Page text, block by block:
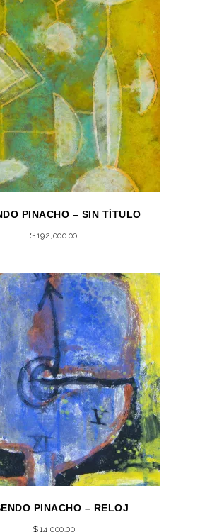
PINACHO – SIN TÍTULO
$192,000.00
PINACHO – RELOJ
$14,000.00